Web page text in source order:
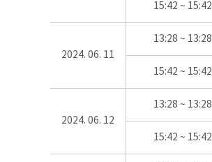
15:42 ~ 15:42
2024. 06. 11
13:28 ~ 13:28
15:42 ~ 15:42
2024. 06. 12
13:28 ~ 13:28
15:42 ~ 15:42